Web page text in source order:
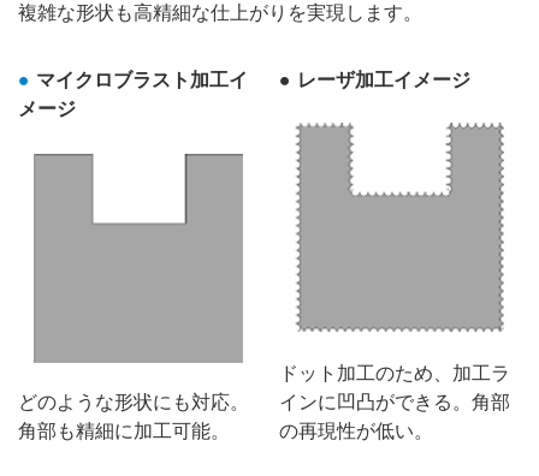
複雑な形状も高精細な仕上がりを実現します。
マイクロブラスト加工イ
メージ
どのような形状にも対応。
角部も精細に加工可能。
レーザ加工イメージ
ドット加工のため、加工ラ
インに凹凸ができる。角部
の再現性が低い。